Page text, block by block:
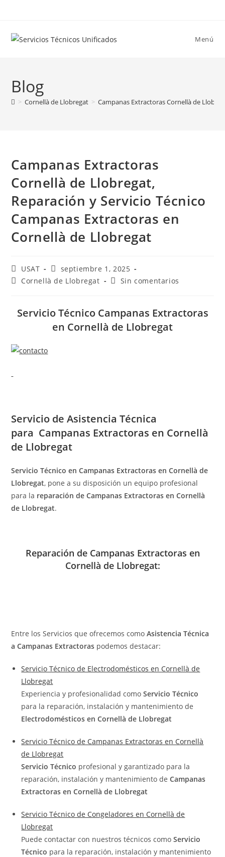
contenido
Menú
Blog
> Cornellà de Llobregat > Campanas Extractoras Cornellà de
Campanas Extractoras
Cornellà de Llobregat,
Reparación y Servicio Técnico
Campanas Extractoras en
Cornellà de Llobregat
Autor
de
USAT
Publicación
de
septiembre 1, 2025
Categoría
entrada:
Cornellà de Llobregat
Comentarios
entrada:
Sin comentarios
Servicio Técnico Campanas Extractoras
en Cornellà de Llobregat
Servicio de Asistencia Técnica
para Campanas Extractoras en Cornellà
de Llobregat
Servicio Técnico en Campanas Extractoras en Cornellà de
Llobregat, pone a su disposición un equipo profesional
para la reparación de Campanas Extractoras en Cornellà
de Llobregat.
Reparación de Campanas Extractoras en
Cornellà de Llobregat:
Entre los Servicios que ofrecemos comoAsistencia Técnica
a Campanas Extractoras podemos destacar:
Servicio Técnico de Electrodomésticos en Cornellà de
Llobregat
Experiencia y profesionalidad comoServicio Técnico
para la reparación, instalación y mantenimiento de
Electrodomésticos en Cornellà de Llobregat
Servicio Técnico de Campanas Extractoras en Cornellà
de Llobregat
Servicio Técnico profesional y garantizado para la
reparación, instalación y mantenimiento deCampanas
Extractoras en Cornellà de Llobregat
Servicio Técnico de Congeladores en Cornellà de
Llobregat
Puede contactar con nuestros técnicos como Servicio
Técnico para la reparación, instalación y mantenimiento